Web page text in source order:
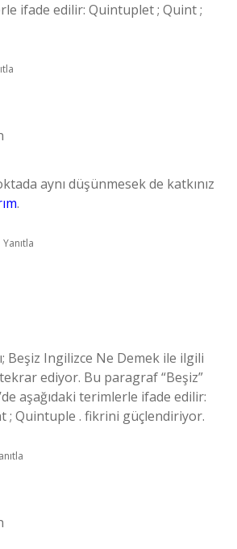
ifade edilir: Quintuplet ; Quint ;
aynı düşünmesek de katkınız
.
Yanıtla
Beşiz Ingilizce Ne Demek ile ilgili
ediyor. Bu paragraf “Beşiz”
aşağıdaki terimlerle ifade edilir:
; Quintuple . fikrini güçlendiriyor.